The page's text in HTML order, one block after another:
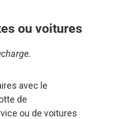
ou voitures
avec le
de
ou de voitures